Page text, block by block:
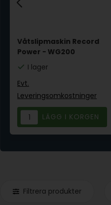
Våtslipmaskin Record
Power - WG200
I lager
Evt.
Leveringsomkostninger
Filtrera produkter